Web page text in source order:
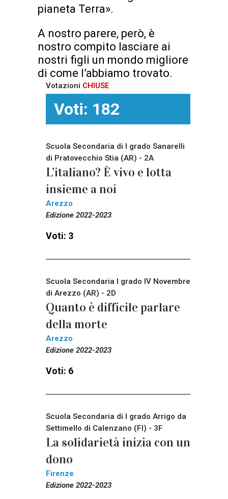
pianeta Terra».
A nostro parere, però, è
nostro compito lasciare ai
nostri figli un mondo migliore
di come l’abbiamo trovato.
Votazioni CHIUSE
Voti: 182
Scuola Secondaria di I grado Sanarelli
di Pratovecchio Stia (AR) - 2A
L’italiano? È vivo e lotta
insieme a noi
Arezzo
Edizione 2022-2023
Voti: 3
Scuola Secondaria I grado IV Novembre
di Arezzo (AR) - 2D
Quanto è difficile parlare
della morte
Arezzo
Edizione 2022-2023
Voti: 6
Scuola Secondaria di I grado Arrigo da
Settimello di Calenzano (FI) - 3F
La solidarietà inizia con un
dono
Firenze
Edizione 2022-2023